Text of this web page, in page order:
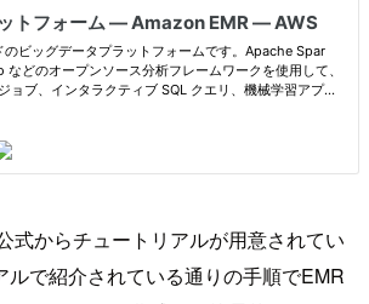
式からチュートリアルが用意されてい
ルで紹介されている通りの手順でEMR